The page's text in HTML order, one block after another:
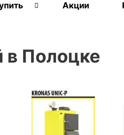
Акции
в Полоцке